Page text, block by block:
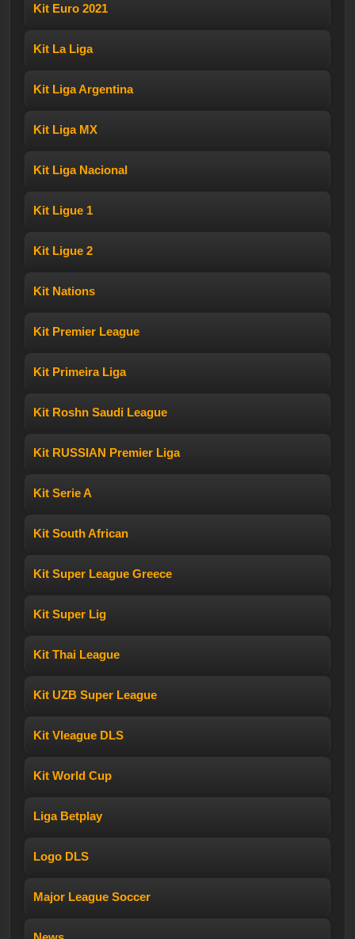
Kit Euro 2021
Kit La Liga
Kit Liga Argentina
Kit Liga MX
Kit Liga Nacional
Kit Ligue 1
Kit Ligue 2
Kit Nations
Kit Premier League
Kit Primeira Liga
Kit Roshn Saudi League
Kit RUSSIAN Premier Liga
Kit Serie A
Kit South African
Kit Super League Greece
Kit Super Lig
Kit Thai League
Kit UZB Super League
Kit Vleague DLS
Kit World Cup
Liga Betplay
Logo DLS
Major League Soccer